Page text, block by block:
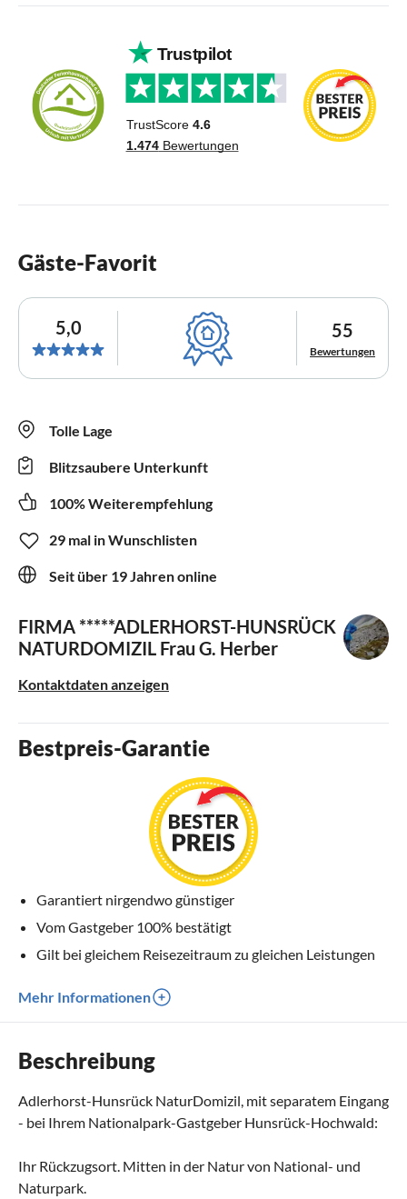
Gäste-Favorit
5,0 55
Bewertungen
Tolle Lage
Blitzsaubere Unterkunft
100% Weiterempfehlung
29 mal in Wunschlisten
Seit über 19 Jahren online
FIRMA *****ADLERHORST-HUNSRÜCK
NATURDOMIZIL Frau G. Herber
Kontaktdaten anzeigen
Bestpreis-Garantie
Garantiert nirgendwo günstiger
Vom Gastgeber 100% bestätigt
Gilt bei gleichem Reisezeitraum zu gleichen Leistungen
Mehr Informationen
Beschreibung
Adlerhorst-Hunsrück NaturDomizil, mit separatem Eingang
- bei Ihrem Nationalpark-Gastgeber Hunsrück-Hochwald:
Ihr Rückzugsort. Mitten in der Natur von National- und
Naturpark.